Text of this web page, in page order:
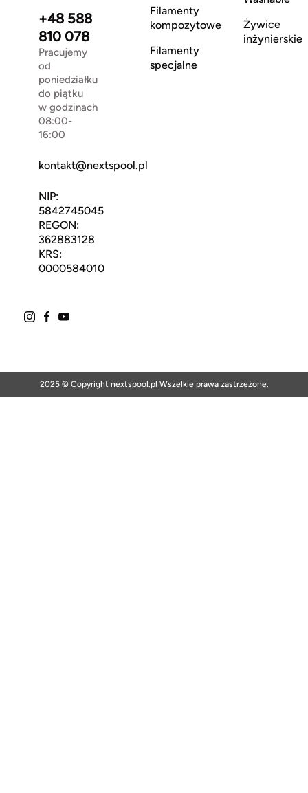
+48 588
810 078
Pracujemy
od
poniedziałku
do piątku
w godzinach
08:00-
16:00
kontakt@nextspool.pl
NIP:
5842745045
REGON:
362883128
KRS:
0000584010
Filamenty
kompozytowe
Filamenty
specjalne
Żywice
inżynierskie